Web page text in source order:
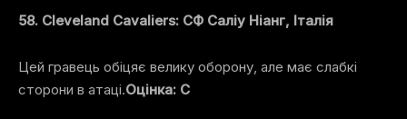
58. Cleveland Cavaliers: СФ Саліу Ніанг, Італія
Цей гравець обіцяє велику оборону, але має слабкі
сторони в атаці.Оцінка: C